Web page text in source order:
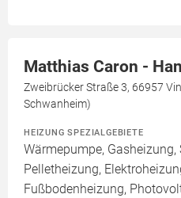
Matthias Caron -
Zweibrücker Straße 3, 66957
Schwanheim)
HEIZUNG SPEZIALGEBIETE
Wärmepumpe,
Pelletheizung,
Fußbodenheizung,